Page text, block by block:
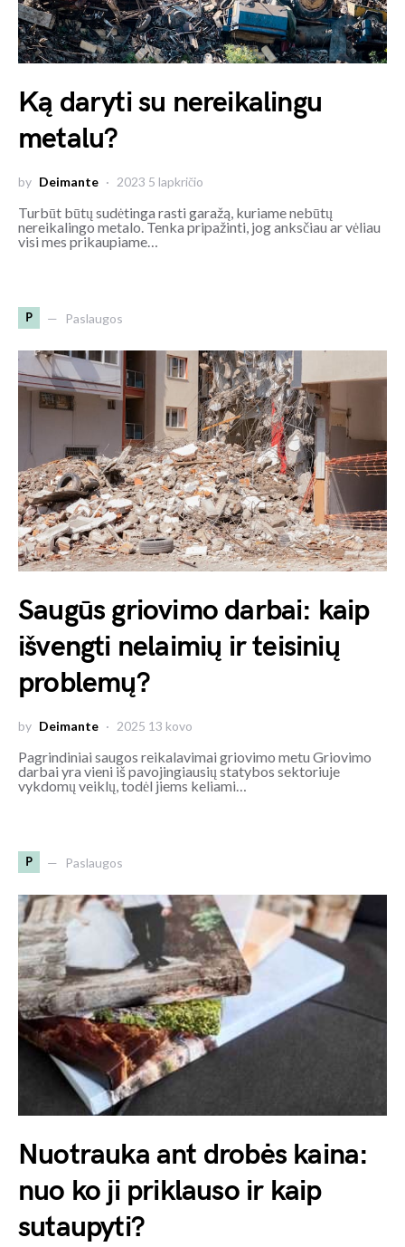
Ką daryti su nereikalingu
metalu?
by Deimante 2023 5 lapkričio
Turbūt būtų sudėtinga rasti garažą, kuriame nebūtų
nereikalingo metalo. Tenka pripažinti, jog anksčiau ar vėliau
visi mes prikaupiame…
P Paslaugos
Saugūs griovimo darbai: kaip
išvengti nelaimių ir teisinių
problemų?
by Deimante 2025 13 kovo
Pagrindiniai saugos reikalavimai griovimo metu Griovimo
darbai yra vieni iš pavojingiausių statybos sektoriuje
vykdomų veiklų, todėl jiems keliami…
P Paslaugos
Nuotrauka ant drobės kaina:
nuo ko ji priklauso ir kaip
sutaupyti?